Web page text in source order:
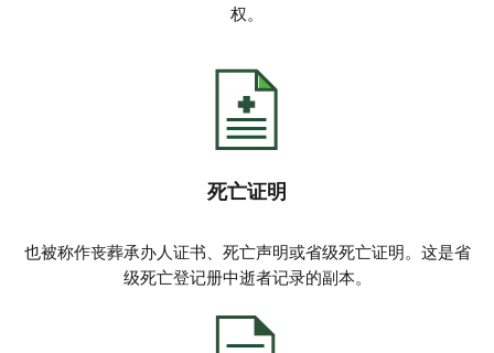
权。
死亡证明
也被称作丧葬承办人证书、死亡声明或省级死亡证明。这是省
级死亡登记册中逝者记录的副本。